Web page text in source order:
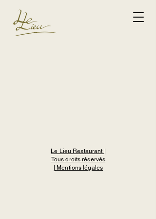
Le Lieu Restaurant |
Tous droits réservés
| Mentions légales